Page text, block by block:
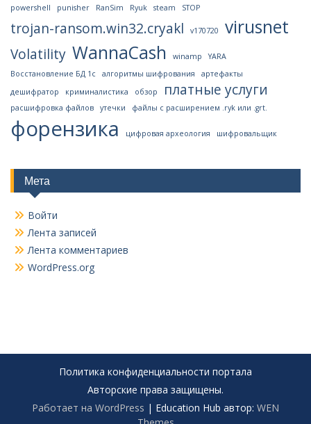
powershell
punisher RanSim Ryuk steam STOP
trojan-ransom.win32.cryakl v170720 virusnet
Volatility WannaCash winamp
YARA
Восстановление БД 1с
алгоритмы шифрования
артефакты
дешифратор
криминалистика обзор платные услуги
расшифровка файлов утечки файлы с расширением .ryk или .grt.
форензика цифровая археология шифровальщик
Мета
Войти
Лента записей
Лента комментариев
WordPress.org
Политика конфиденциальности портала
Авторские права защищены.
Работает на WordPress | Education Hub автор: WEN